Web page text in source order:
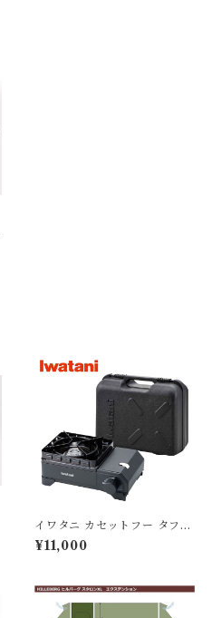
イワタニ カセットフー タフま
るXG Jr.
¥11,000